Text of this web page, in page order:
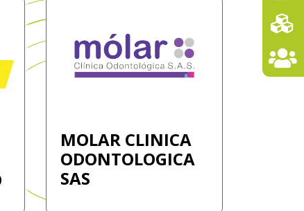
MOLAR CLINICA
ODONTOLOGICA
SAS